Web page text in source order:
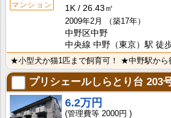
マンション
1K
26.43㎡
2009年2月
（築17年）
中野区中野
中央線 中野（東京）駅 徒
★小型犬か猫1匹まで飼育可！ ★中野駅から
プリシェールしらとり台 203
6.2万円
2000円